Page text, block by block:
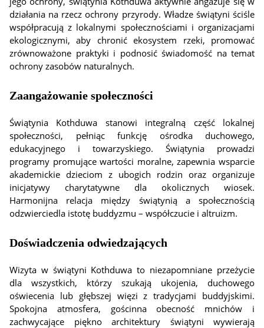
działania na rzecz ochrony przyrody. Władze świątyni ściśle
współpracują z lokalnymi społecznościami i organizacjami
ekologicznymi, aby chronić ekosystem rzeki, promować
zrównoważone praktyki i podnosić świadomość na temat
ochrony zasobów naturalnych.
Zaangażowanie społeczności
Świątynia Kothduwa stanowi integralną część lokalnej
społeczności, pełniąc funkcję ośrodka duchowego,
edukacyjnego i towarzyskiego. Świątynia prowadzi
programy promujące wartości moralne, zapewnia wsparcie
akademickie dzieciom z ubogich rodzin oraz organizuje
inicjatywy charytatywne dla okolicznych wiosek.
Harmonijna relacja między świątynią a społecznością
odzwierciedla istotę buddyzmu – współczucie i altruizm.
Doświadczenia odwiedzających
Wizyta w świątyni Kothduwa to niezapomniane przeżycie
dla wszystkich, którzy szukają ukojenia, duchowego
oświecenia lub głębszej więzi z tradycjami buddyjskimi.
Spokojna atmosfera, gościnna obecność mnichów i
zachwycające piękno architektury świątyni wywierają